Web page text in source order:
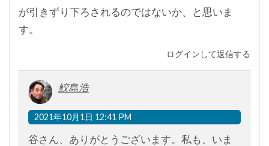
が引きずり下ろされるのではないか、と思いま
す。
ログインして返信する
鮫島浩
2021年10月1日 12:41 PM
谷さん、ありがとうございます。私も、いま